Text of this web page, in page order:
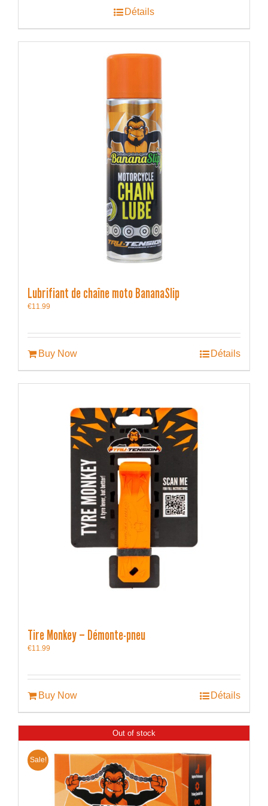
Détails
Lubrifiant de chaîne moto BananaSlip
€11.99
Buy Now Détails
Tire Monkey – Démonte-pneu
€11.99
Buy Now Détails
Out of stock
Sale!